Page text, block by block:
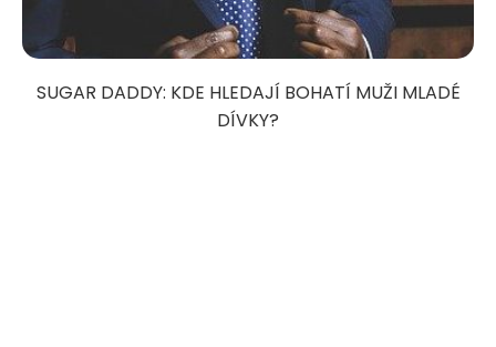
SUGAR DADDY: KDE HLEDAJÍ BOHATÍ MUŽI MLADÉ
DÍVKY?